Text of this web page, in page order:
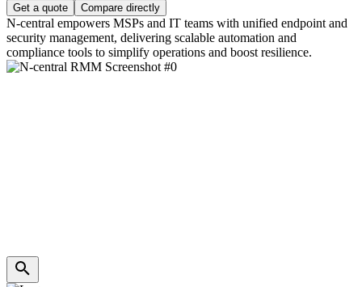
Get a quote Compare directly
N-central empowers MSPs and IT teams with unified endpoint and
security management, delivering scalable automation and
compliance tools to simplify operations and boost resilience.